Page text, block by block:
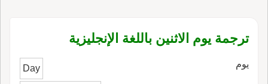
ترجمة يوم الاثنين باللغة الإنجليزية
يوم Day